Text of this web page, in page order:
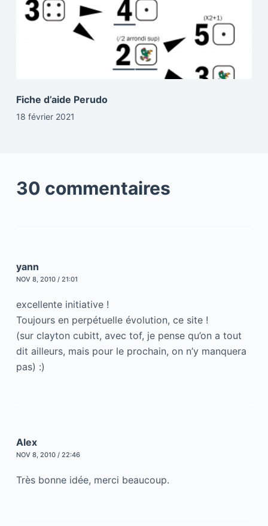
Fiche d’aide Perudo
18 février 2021
30 commentaires
yann
NOV 8, 2010 / 21:01
excellente initiative !
Toujours en perpétuelle évolution, ce site !
(sur clayton cubitt, avec tof, je pense qu’on a tout
dit ailleurs, mais pour le prochain, on n’y manquera
pas) :)
Alex
NOV 8, 2010 / 22:46
Très bonne idée, merci beaucoup.